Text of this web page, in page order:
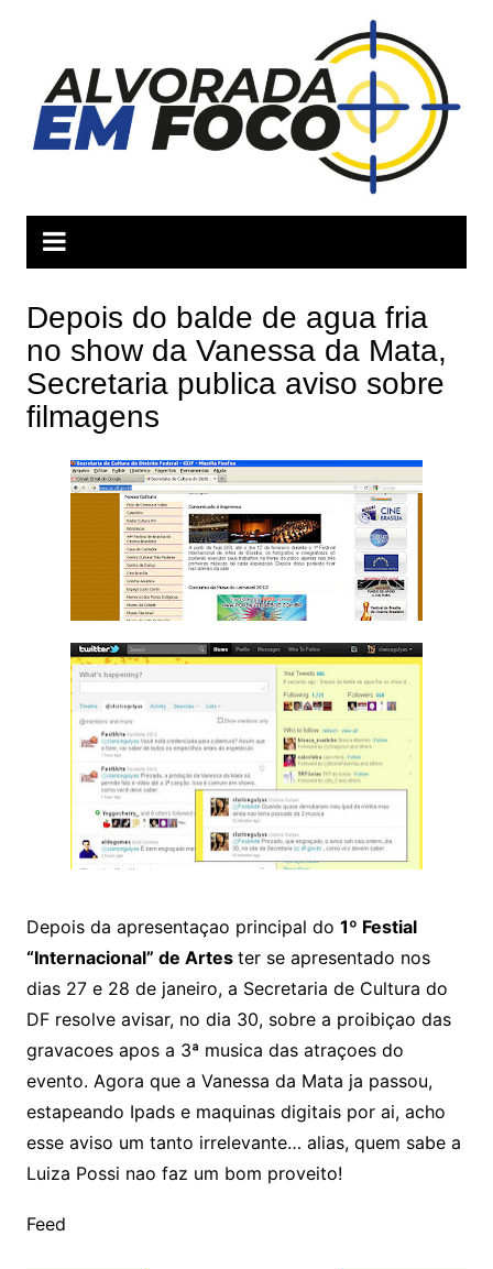
conteúdo
Depois do balde de agua fria
no show da Vanessa da Mata,
Secretaria publica aviso sobre
filmagens
Depois da apresentaçao principal do 1º Festial
“Internacional” de Artes ter se apresentado nos
dias 27 e 28 de janeiro, a Secretaria de Cultura do
DF resolve avisar, no dia 30, sobre a proibiçao das
gravacoes apos a 3ª musica das atraçoes do
evento. Agora que a Vanessa da Mata ja passou,
estapeando Ipads e maquinas digitais por ai, acho
esse aviso um tanto irrelevante… alias, quem sabe a
Luiza Possi nao faz um bom proveito!
Feed